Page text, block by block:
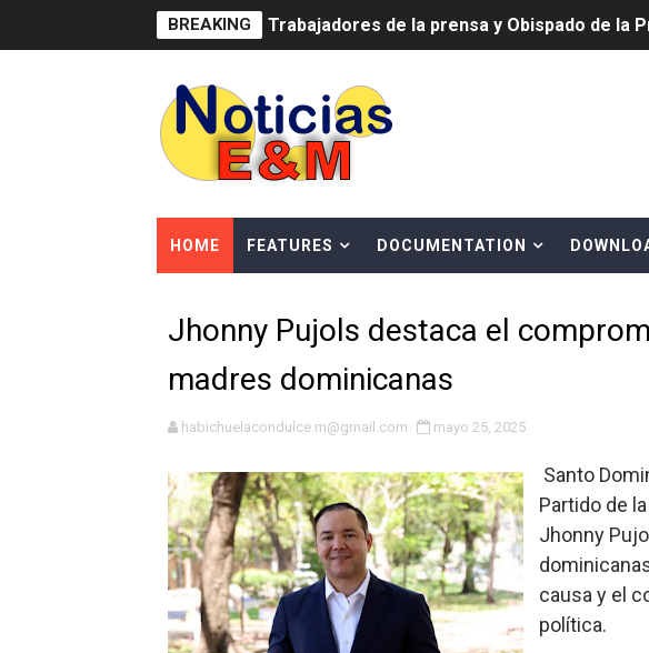
BREAKING Trabajadores de la prensa y Obispado de la
Más de 180 dirigentes sindicales de las
Restaurante Amigos es reconocido por sus
Banco Popular escala 17 posiciones en los
SNS y el SRSO actualizan Manual de
Osiris de León responde a Roberto Tineo y
DGPCF: 55 años sembrando desarrollo y
Operativo interagencial frena delitos
-Propeep y Gestión Presidencial
Ministerio de Defensa siembra esperanza y
MICM y CECCOM retienen 213,355 galones
Bienes Nacionales recauda más de RD 57
HOME FEATURES DOCUMENTATION
Jhonny Pujols destaca el
madres dominicanas
habichuelacondulce.m@gmail.com mayo 25, 2025
Santo
Partido de
Jhonny
causa y el
política.